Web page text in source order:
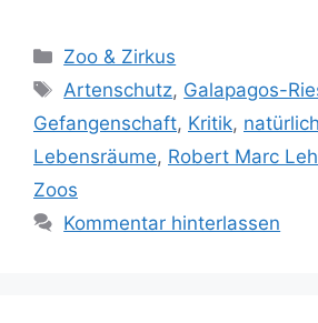
K
a
e
g
o
r
Zoo & Zirkus
S
c
l
a
g
Artenschutz, Galapagos-
Gefangenschaft, Kritik,
Lebensräume, Robert Marc
Zoos
Kommentar hinterlassen